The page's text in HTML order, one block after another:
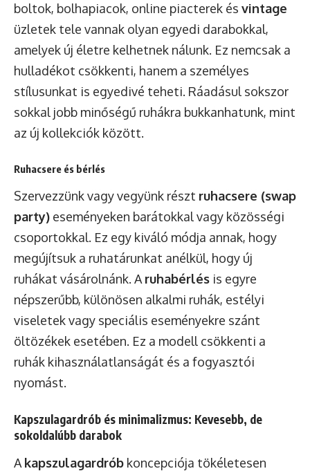
boltok, bolhapiacok, online piacterek és vintage
üzletek tele vannak olyan egyedi darabokkal,
amelyek új életre kelhetnek nálunk. Ez nemcsak a
hulladékot csökkenti, hanem a személyes
stílusunkat is egyedivé teheti. Ráadásul sokszor
sokkal jobb minőségű ruhákra bukkanhatunk, mint
az új kollekciók között.
Ruhacsere és bérlés
Szervezzünk vagy vegyünk részt ruhacsere (swap
party) eseményeken barátokkal vagy közösségi
csoportokkal. Ez egy kiváló módja annak, hogy
megújítsuk a ruhatárunkat anélkül, hogy új
ruhákat vásárolnánk. A ruhabérlés is egyre
népszerűbb, különösen alkalmi ruhák, estélyi
viseletek vagy speciális eseményekre szánt
öltözékek esetében. Ez a modell csökkenti a
ruhák kihasználatlanságát és a fogyasztói
nyomást.
Kapszulagardrób és minimalizmus: Kevesebb, de
sokoldalúbb darabok
A kapszulagardrób koncepciója tökéletesen